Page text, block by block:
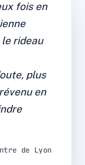
: plus
la
vidéo et
et SAV par
fois en
rideau
plus
en
de Lyon